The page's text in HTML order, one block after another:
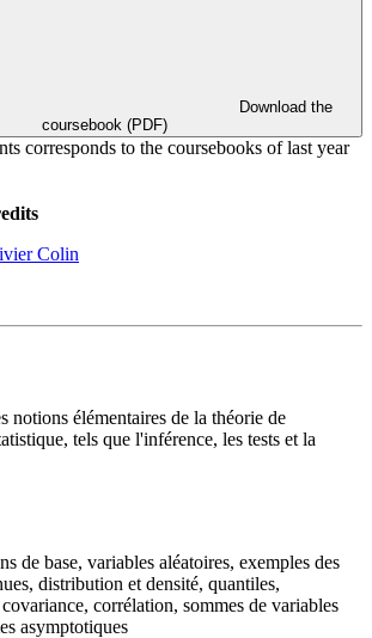
coursebook (PDF)
corresponds to the coursebooks of last year
Colin
notions élémentaires de la théorie de
tels que l'inférence, les tests et la
de base, variables aléatoires, exemples des
distribution et densité, quantiles,
corrélation, sommes de variables
asymptotiques